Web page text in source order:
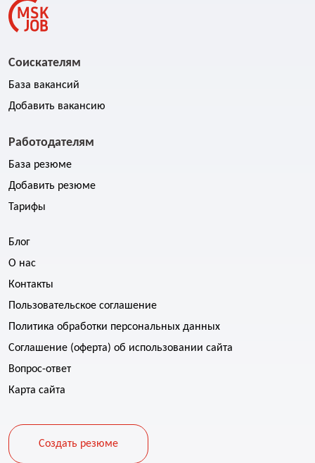
Соискателям
База вакансий
Добавить вакансию
Работодателям
База резюме
Добавить резюме
Тарифы
Блог
О нас
Контакты
Пользовательское соглашение
Политика обработки персональных данных
Соглашение (оферта) об использовании сайта
Вопрос-ответ
Карта сайта
Создать резюме